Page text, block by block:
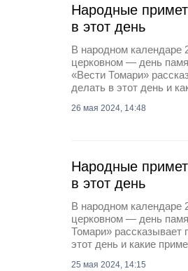
Народные
в этот день
В народном календаре
церковном — день
«Вести Томари»
делать в этот день и
26 мая 2024, 14:48
Народные
в этот день
В народном календаре
церковном — день
Томари» рассказывает
этот день и какие
25 мая 2024, 14:15